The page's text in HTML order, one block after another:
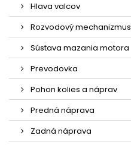
Hlava valcov
Rozvodový mechanizmus
Sústava mazania motora
Prevodovka
Pohon kolies a náprav
Predná náprava
Zadná náprava